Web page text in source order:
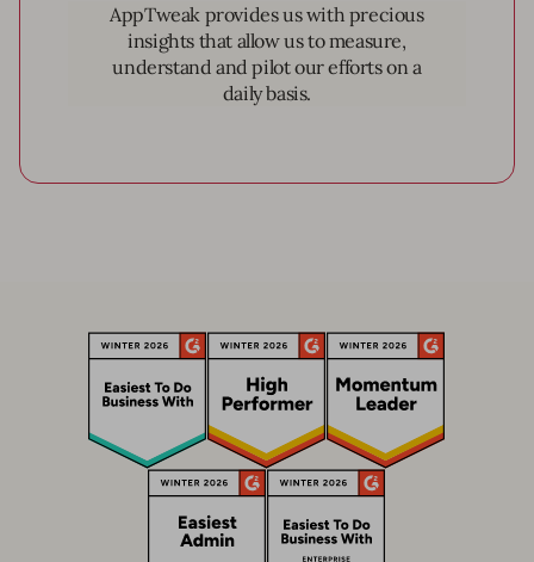
AppTweak provides us with precious
insights that allow us to measure,
understand and pilot our efforts on a
daily basis.